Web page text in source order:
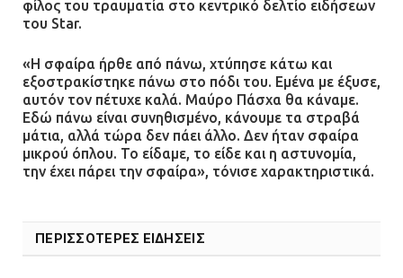
φίλος του τραυματία στο κεντρικό δελτίο ειδήσεων
του Star.
«Η σφαίρα ήρθε από πάνω, χτύπησε κάτω και
εξοστρακίστηκε πάνω στο πόδι του. Εμένα με έξυσε,
αυτόν τον πέτυχε καλά. Μαύρο Πάσχα θα κάναμε.
Εδώ πάνω είναι συνηθισμένο, κάνουμε τα στραβά
μάτια, αλλά τώρα δεν πάει άλλο. Δεν ήταν σφαίρα
μικρού όπλου. Το είδαμε, το είδε και η αστυνομία,
την έχει πάρει την σφαίρα», τόνισε χαρακτηριστικά.
ΠΕΡΙΣΣΟΤΕΡΕΣ ΕΙΔΗΣΕΙΣ